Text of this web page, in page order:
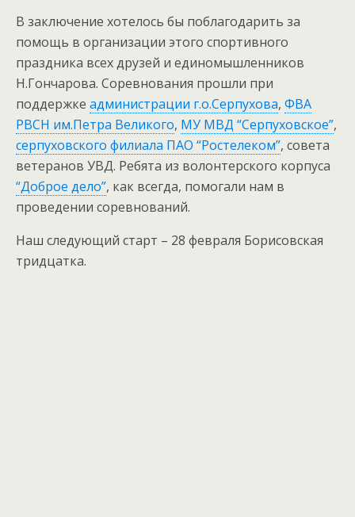
В заключение хотелось бы поблагодарить за
помощь в организации этого спортивного
праздника всех друзей и единомышленников
Н.Гончарова. Соревнования прошли при
поддержке администрации г.о.Серпухова, ФВА
РВСН им.Петра Великого, МУ МВД “Серпуховское”,
серпуховского филиала ПАО “Ростелеком”, совета
ветеранов УВД. Ребята из волонтерского корпуса
“Доброе дело”, как всегда, помогали нам в
проведении соревнований.
Наш следующий старт – 28 февраля Борисовская
тридцатка.